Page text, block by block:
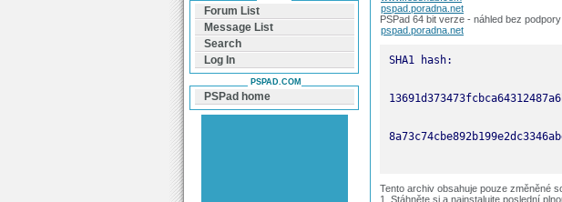
pspad.poradna.net
PSPad 64 bit verze - náhled bez
pspad.poradna.net
Tento archiv obsahuje pouze změněné
1. Stáhněte si a nainstalujte poslední
Forum List
Message List
Search
Log In
PSPAD.COM
PSPad home